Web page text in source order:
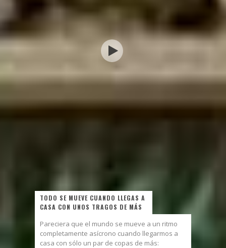
TODO SE MUEVE CUANDO LLEGAS A
CASA CON UNOS TRAGOS DE MÁS
Pareciera que el mundo se mueve a un ritmo
completamente asícrono cuando llegarmos a
casa con sólo un par de copas de más: